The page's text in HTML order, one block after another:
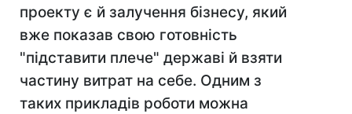
проекту є й залучення бізнесу, який
вже показав свою готовність
"підставити плече" державі й взяти
частину витрат на себе. Одним з
таких прикладів роботи можна